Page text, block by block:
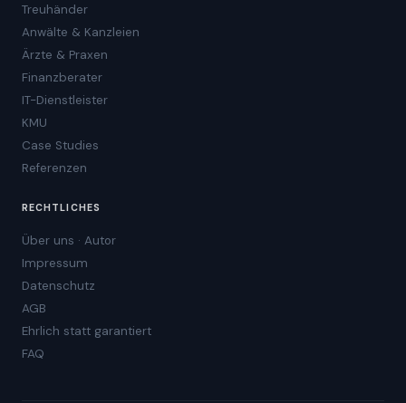
Treuhänder
Anwälte & Kanzleien
Ärzte & Praxen
Finanzberater
IT-Dienstleister
KMU
Case Studies
Referenzen
RECHTLICHES
Über uns · Autor
Impressum
Datenschutz
AGB
Ehrlich statt garantiert
FAQ